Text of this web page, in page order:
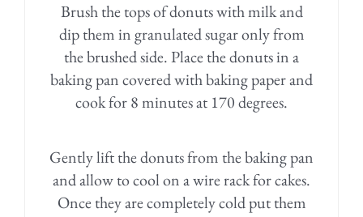
Brush the tops of donuts with milk and
dip them in granulated sugar only from
the brushed side. Place the donuts in a
baking pan covered with baking paper and
cook for 8 minutes at 170 degrees.
Gently lift the donuts from the baking pan
and allow to cool on a wire rack for cakes.
Once they are completely cold put them